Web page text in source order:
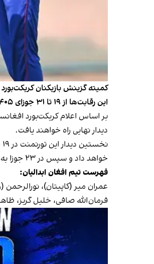
کمیته گزینش بازیکنان
این رقابت‌ها از ۱۹ تا ۳۱ جوزای ۱۴۰۵ در شهر دمبولای سریلانکا برگزار می‌شود.
بر اساس اعلام کریکت‌بورد
دیدار نهایی راه خواهند یافت.
خواهد داد و سپس در ۲۳ جوزا به مصاف تیم الف سریلانکا خواهد رفت.
فهرست تیم افغان ابدالیان:
عمران میر (کاپیتان)،
فرمان‌الله صافی، خلیل گربز،